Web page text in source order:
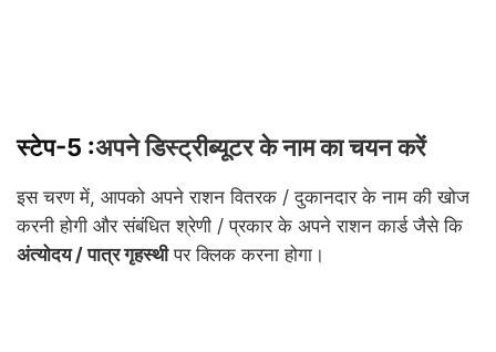
स्टेप-5 :अपने डिस्ट्रीब्यूटर के नाम का चयन करें
इस चरण में, आपको अपने राशन वितरक / दुकानदार के नाम की खोज
करनी होगी और संबंधित श्रेणी / प्रकार के अपने राशन कार्ड जैसे कि
अंत्योदय / पात्र गृहस्थीपर क्लिक करना होगा।